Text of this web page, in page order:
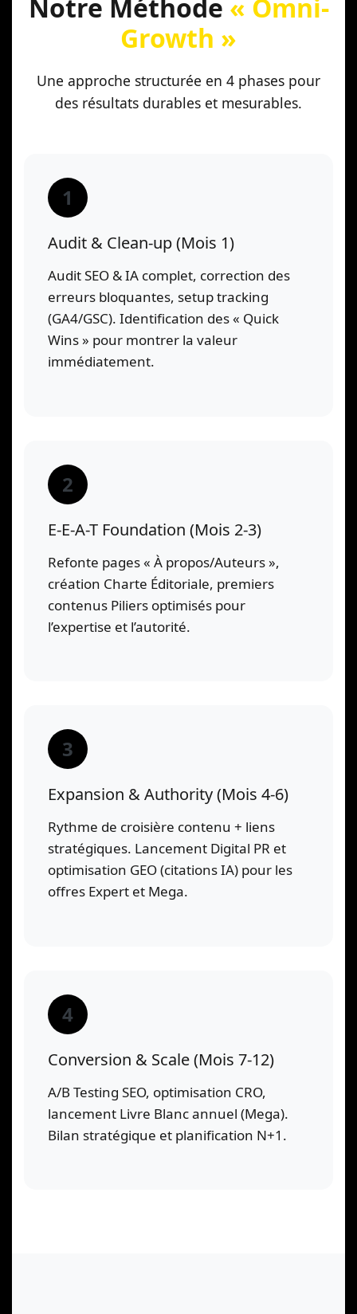
Notre Méthode « Omni-
Growth »
Une approche structurée en 4 phases pour
des résultats durables et mesurables.
1
Audit & Clean-up (Mois 1)
Audit SEO & IA complet, correction des
erreurs bloquantes, setup tracking
(GA4/GSC). Identification des « Quick
Wins » pour montrer la valeur
immédiatement.
2
E-E-A-T Foundation (Mois 2-3)
Refonte pages « À propos/Auteurs »,
création Charte Éditoriale, premiers
contenus Piliers optimisés pour
l’expertise et l’autorité.
3
Expansion & Authority (Mois 4-6)
Rythme de croisière contenu + liens
stratégiques. Lancement Digital PR et
optimisation GEO (citations IA) pour les
offres Expert et Mega.
4
Conversion & Scale (Mois 7-12)
A/B Testing SEO, optimisation CRO,
lancement Livre Blanc annuel (Mega).
Bilan stratégique et planification N+1.